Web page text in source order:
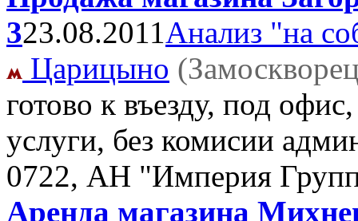
323.08.2011Анализ "на
Царицыно
готово к въезду, под
услуги, без комисии
0722, АН "Империя
Аренда магазина